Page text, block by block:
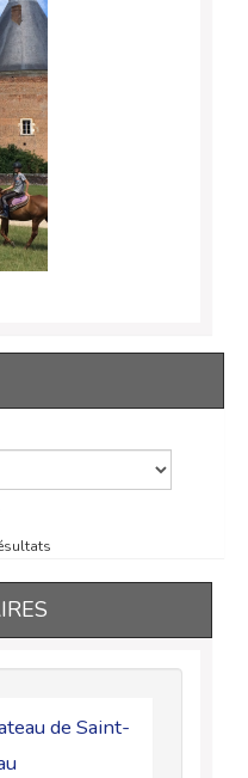
de Saint-